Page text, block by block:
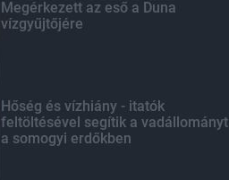
Megérkezett az eső a Duna
vízgyűjtőjére
Hőség és vízhiány - itatók
feltöltésével segítik a vadállományt
a somogyi erdőkben